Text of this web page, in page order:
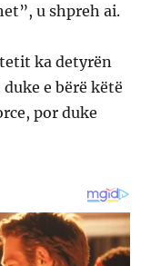
u shpreh ai.
ka detyrën
e bërë këtë
por duke